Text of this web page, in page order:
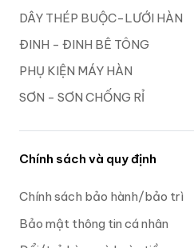
DÂY THÉP BUỘC-LƯỚI HÀN
ĐINH - ĐINH BÊ TÔNG
PHỤ KIỆN MÁY HÀN
SƠN - SƠN CHỐNG RỈ
Chính sách và quy định
Chính sách bảo hành/bảo trì
Bảo mật thông tin cá nhân